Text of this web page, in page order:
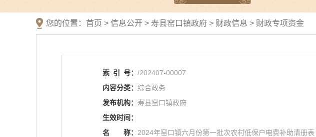
您的位置： 首页 > 信息公开 > 寿县窑口镇政府 > 财政信息 > 财政专项资金
索 引 号： /202407-00007
内容分类： 综合政务
发布机构： 寿县窑口镇政府
生效时间：
名
称： 2024年窑口镇六月份第一批次农村低保户电费补助清册表